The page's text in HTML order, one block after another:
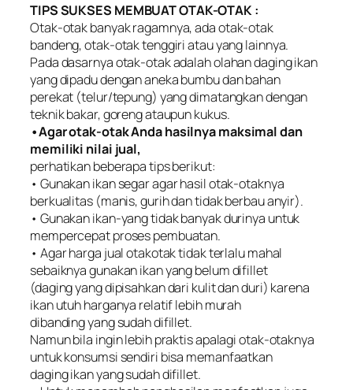
TIPS SUKSES MEMBUAT OTAK-OTAK :
Otak-otak banyak ragamnya, ada otak-otak
bandeng, otak-otak tenggiri atau yang lainnya.
Pada dasarnya otak-otak adalah olahan daging ikan
yang dipadu dengan aneka bumbu dan bahan
perekat (telur/tepung) yang dimatangkan dengan
teknik bakar, goreng ataupun kukus.
•Agar otak-otak Anda hasilnya maksimal dan
memiliki nilai jual,
perhatikan beberapa tips berikut:
• Gunakan ikan segar agar hasil otak-otaknya
berkualitas (manis, gurih dan tidak berbau anyir).
• Gunakan ikan-yang tidak banyak durinya untuk
mempercepat proses pembuatan.
• Agar harga jual otakotak tidak terlalu mahal
sebaiknya gunakan ikan yang belum difillet
(daging yang dipisahkan dari kulit dan duri) karena
ikan utuh harganya relatif lebih murah
dibanding yang sudah difillet.
Namun bila ingin lebih praktis apalagi otak-otaknya
untuk konsumsi sendiri bisa memanfaatkan
daging ikan yang sudah difillet.